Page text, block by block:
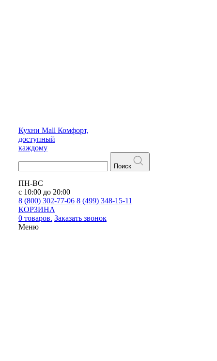
Кухни Mall Комфорт,
доступный
каждому
Поиск
ПН-ВС
с 10:00 до 20:00
8 (800) 302-77-06 8 (499) 348-15-11
КОРЗИНА
0 товаров. Заказать звонок
Меню